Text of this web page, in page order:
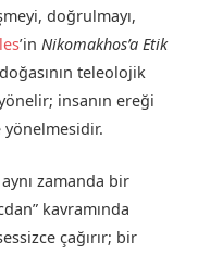
doğrulmayı,
’in Nikomakhos’a Etik
teleolojik
insanın ereği
zamanda bir
kavramında
çağırır; bir